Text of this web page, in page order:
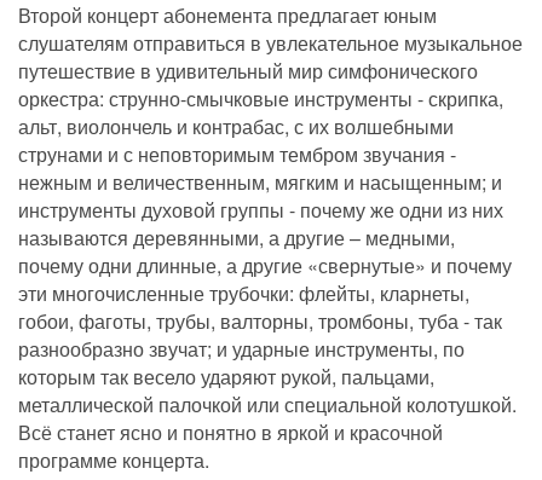
Второй концерт абонемента предлагает юным
слушателям отправиться в увлекательное музыкальное
путешествие в удивительный мир симфонического
оркестра: струнно-смычковые инструменты - скрипка,
альт, виолончель и контрабас, с их волшебными
струнами и с неповторимым тембром звучания -
нежным и величественным, мягким и насыщенным; и
инструменты духовой группы - почему же одни из них
называются деревянными, а другие – медными,
почему одни длинные, а другие «свернутые» и почему
эти многочисленные трубочки: флейты, кларнеты,
гобои, фаготы, трубы, валторны, тромбоны, туба - так
разнообразно звучат; и ударные инструменты, по
которым так весело ударяют рукой, пальцами,
металлической палочкой или специальной колотушкой.
Всё станет ясно и понятно в яркой и красочной
программе концерта.